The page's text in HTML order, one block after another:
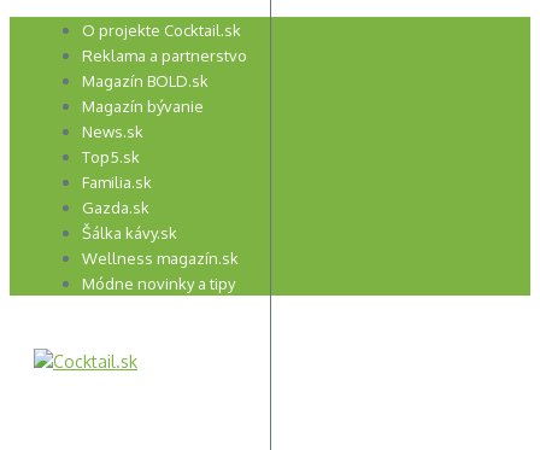
Preskočiť
O projekte Cocktail.sk
Reklama a partnerstvo
Magazín BOLD.sk
Magazín bývanie
News.sk
Top5.sk
Familia.sk
Gazda.sk
Šálka kávy.sk
Wellness magazín.sk
Módne novinky a tipy